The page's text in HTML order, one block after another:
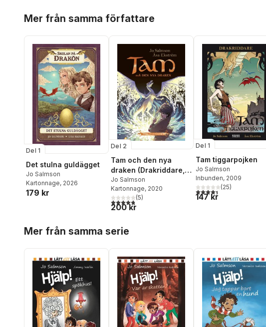
Mer från samma författare
Del 1
Det stulna guldägget
Jo Salmson
Kartonnage, 2026
179 kr
Del 2
Tam och den nya
draken (Drakriddare,
bok 4-6)
Jo Salmson
Kartonnage, 2020
4,8utav 5 stjärnor. Totalt antal röster:
(5)
200 kr
Del 1
Tam tiggarpojken
Jo Salmson
Inbunden, 2009
4,4utav 5 stjärnor.
(25)
147 kr
Mer från samma serie